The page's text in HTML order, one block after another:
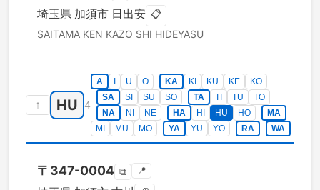
埼玉県 加須市 日出安 📋
SAITAMA KEN KAZO SHI HIDEYASU
↑ HU 4
A U O KA KI KU KE
KO
SA
SI SU SO TA TI TU
TO
NA
NI NE HA HI HU HO
MA
MI
MU MO YA YU YO RA WA
〒 347-0004 ⧉ 📍